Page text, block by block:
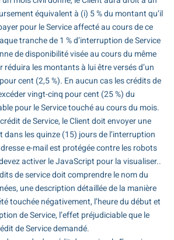
équivalent à (i) 5 % du montant qu’il
pour le Service affecté au cours de ce
tranche de 1 % d’interruption de Service
de disponibilité visée au cours du même
réduira les montants à lui être versés d’un
cent (2,5 %). En aucun cas les crédits de
vingt-cinq pour cent (25 %) du
pour le Service touché au cours du mois.
de Service, le Client doit envoyer une
dans les quinze (15) jours de l’interruption
e-mail est protégée contre les robots
activer le JavaScript pour la visualiser..
de service doit comprendre le nom du
une description détaillée de la manière
touchée négativement, l’heure du début et
de Service, l’effet préjudiciable que le
de Service demandé.